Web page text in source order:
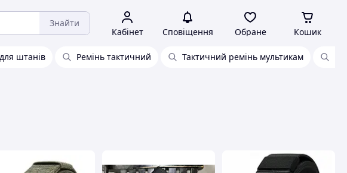
Знайти
Кабінет Сповіщення Обране Кошик
штанів Ремінь тактичний Тактичний ремінь мультикам